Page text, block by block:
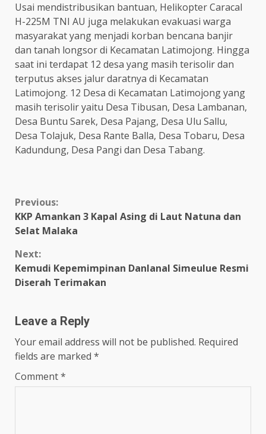
Usai mendistribusikan bantuan, Helikopter Caracal
H-225M TNI AU juga melakukan evakuasi warga
masyarakat yang menjadi korban bencana banjir
dan tanah longsor di Kecamatan Latimojong. Hingga
saat ini terdapat 12 desa yang masih terisolir dan
terputus akses jalur daratnya di Kecamatan
Latimojong. 12 Desa di Kecamatan Latimojong yang
masih terisolir yaitu Desa Tibusan, Desa Lambanan,
Desa Buntu Sarek, Desa Pajang, Desa Ulu Sallu,
Desa Tolajuk, Desa Rante Balla, Desa Tobaru, Desa
Kadundung, Desa Pangi dan Desa Tabang.
Continue
Reading
Previous:
KKP Amankan 3 Kapal Asing di Laut Natuna dan
Selat Malaka
Next:
Kemudi Kepemimpinan Danlanal Simeulue Resmi
Diserah Terimakan
Leave a Reply
Your email address will not be published. Required
fields are marked *
Comment*